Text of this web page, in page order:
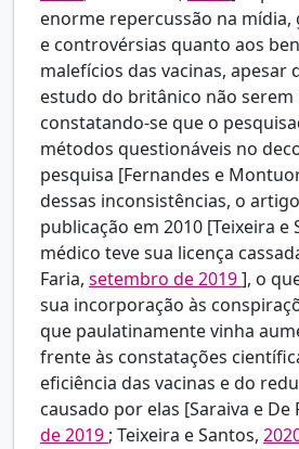
enorme repercussão na mídia,
e controvérsias quanto aos
malefícios das vacinas, apesar
estudo do britânico não serem
constatando-se que o
métodos questionáveis no
pesquisa [Fernandes e
dessas inconsistências, o
publicação em 2010 [Teixeira e
médico teve sua licença
Faria, setembro de 2019], o
sua incorporação às
que paulatinamente vinha
frente às constatações
eficiência das vacinas e do
causado por elas [Saraiva e De
de 2019 ; Teixeira e Santos,